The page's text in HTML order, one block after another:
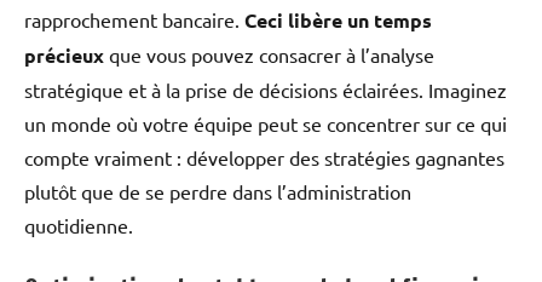
rapprochement bancaire. Ceci libère un temps
précieux que vous pouvez consacrer à l’analyse
stratégique et à la prise de décisions éclairées. Imaginez
un monde où votre équipe peut se concentrer sur ce qui
compte vraiment : développer des stratégies gagnantes
plutôt que de se perdre dans l’administration
quotidienne.